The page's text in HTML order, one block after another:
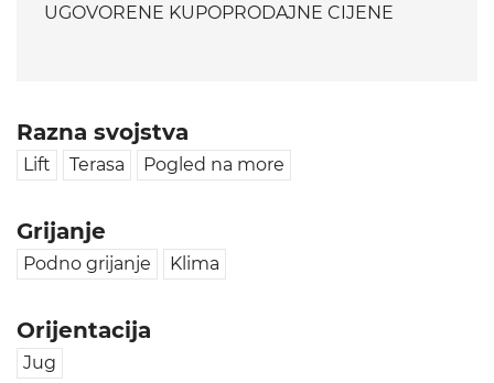
UGOVORENE KUPOPRODAJNE CIJENE
Razna svojstva
Lift Terasa Pogled na more
Grijanje
Podno grijanje Klima
Orijentacija
Jug